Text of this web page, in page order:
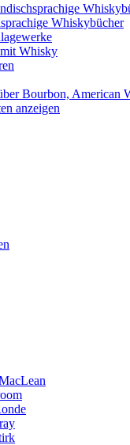
Whiskybücher
Whisky
Bourbon, American
anzeigen